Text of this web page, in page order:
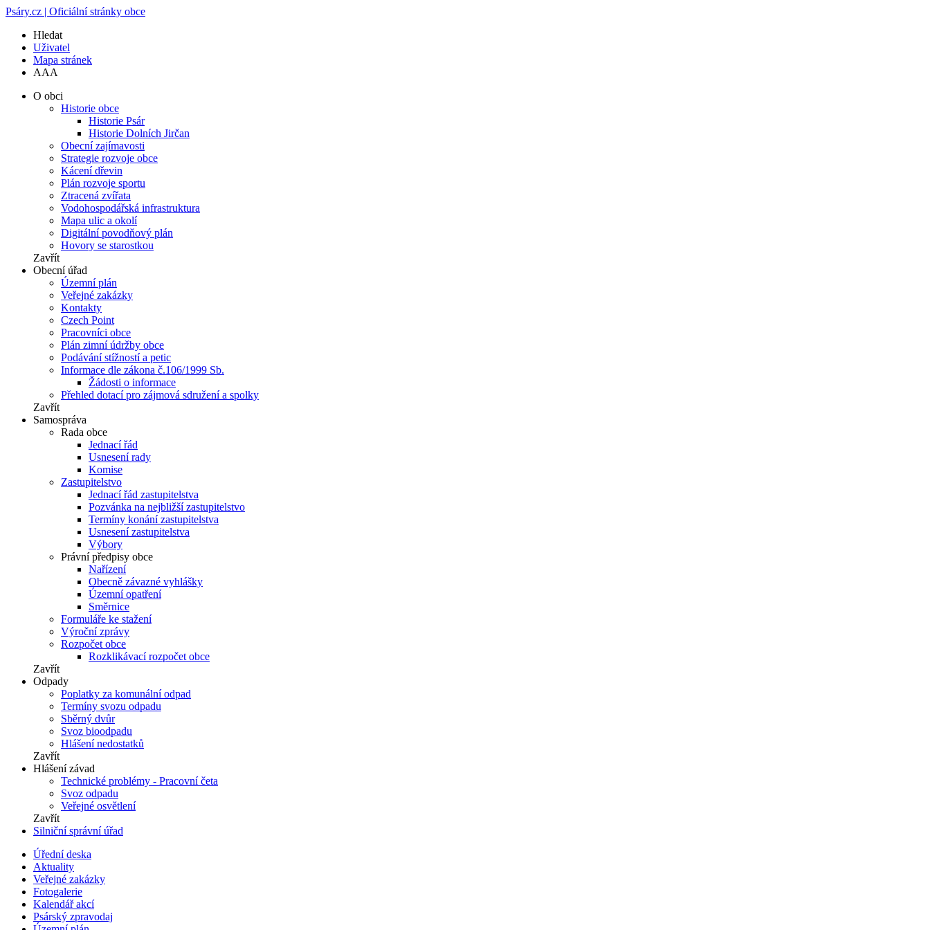
Psáry.cz | Oficiální stránky obce
Hledat
Uživatel
Mapa stránek
AAA
O obci
Historie obce
Historie Psár
Historie Dolních Jirčan
Obecní zajímavosti
Strategie rozvoje obce
Kácení dřevin
Plán rozvoje sportu
Ztracená zvířata
Vodohospodářská infrastruktura
Mapa ulic a okolí
Digitální povodňový plán
Hovory se starostkou
Zavřít
Obecní úřad
Územní plán
Veřejné zakázky
Kontakty
Czech Point
Pracovníci obce
Plán zimní údržby obce
Podávání stížností a petic
Informace dle zákona č.106/1999 Sb.
Žádosti o informace
Přehled dotací pro zájmová sdružení a spolky
Zavřít
Samospráva
Rada obce
Jednací řád
Usnesení rady
Komise
Zastupitelstvo
Jednací řád zastupitelstva
Pozvánka na nejbližší zastupitelstvo
Termíny konání zastupitelstva
Usnesení zastupitelstva
Výbory
Právní předpisy obce
Nařízení
Obecně závazné vyhlášky
Územní opatření
Směrnice
Formuláře ke stažení
Výroční zprávy
Rozpočet obce
Rozklikávací rozpočet obce
Zavřít
Odpady
Poplatky za komunální odpad
Termíny svozu odpadu
Sběrný dvůr
Svoz bioodpadu
Hlášení nedostatků
Zavřít
Hlášení závad
Technické problémy - Pracovní četa
Svoz odpadu
Veřejné osvětlení
Zavřít
Silniční správní úřad
Úřední deska
Aktuality
Veřejné zakázky
Fotogalerie
Kalendář akcí
Psárský zpravodaj